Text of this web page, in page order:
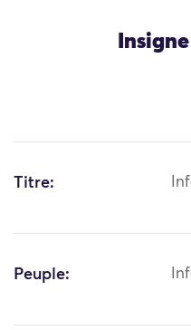
Titre:
Peuple: